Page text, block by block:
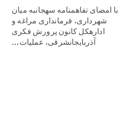
با امضای تفاهمنامه سهجانبه میان
شهرداری، فرمانداری مراغه و
ادارهکل کانون پرورش فکری
آذربایجانشرقی، عملیات...